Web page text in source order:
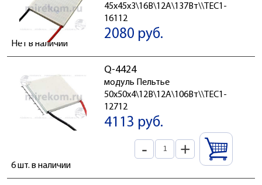
45x45x3\16В\12А\137Вт\\TEC1-
16112
2080 руб.
Нет в наличии
Q-4424
модуль Пельтье
50x50x4\12В\12А\106Вт\\TEC1-
12712
4113 руб.
- +
6 шт. в наличии